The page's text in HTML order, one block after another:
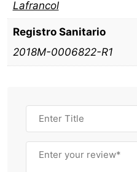
Lafrancol
Registro Sanitario
2018M-0006822-R1